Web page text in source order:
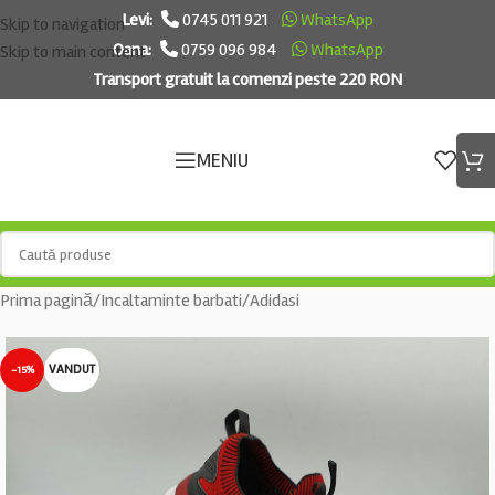
Skip to navigation
Skip to main content
Levi: 0745 011 921
WhatsApp
Oana:
0759 096 984
WhatsApp
Transport gratuit la comenzi peste 220 RON
MENIU
Prima pagină/Incaltaminte barbati/Adidasi
-15% VANDUT